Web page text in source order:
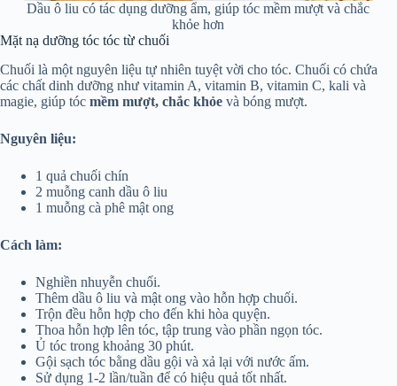
Dầu ô liu có tác dụng dưỡng ẩm, giúp tóc mềm mượt và chắc
khỏe hơn
Mặt nạ dưỡng tóc tóc từ chuối
Chuối là một nguyên liệu tự nhiên tuyệt vời cho tóc. Chuối có chứa
các chất dinh dưỡng như vitamin A, vitamin B, vitamin C, kali và
magie, giúp tóc mềm mượt, chắc khỏe và bóng mượt.
Nguyên liệu:
1 quả chuối chín
2 muỗng canh dầu ô liu
1 muỗng cà phê mật ong
Cách làm:
Nghiền nhuyễn chuối.
Thêm dầu ô liu và mật ong vào hỗn hợp chuối.
Trộn đều hỗn hợp cho đến khi hòa quyện.
Thoa hỗn hợp lên tóc, tập trung vào phần ngọn tóc.
Ủ tóc trong khoảng 30 phút.
Gội sạch tóc bằng dầu gội và xả lại với nước ấm.
Sử dụng 1-2 lần/tuần để có hiệu quả tốt nhất.